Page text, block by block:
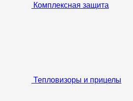
Комплексная защита
Тепловизоры и прицелы